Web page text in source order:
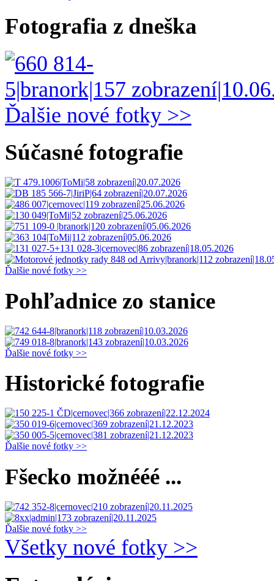
Fotografia z dneška
Ďalšie nové fotky >>
Súčasné fotografie
Ďalšie nové fotky >>
Pohľadnice zo stanice
Ďalšie nové fotky >>
Historické fotografie
Ďalšie nové fotky >>
Fšecko možnééé ...
Ďalšie nové fotky >>
Všetky nové fotky >>